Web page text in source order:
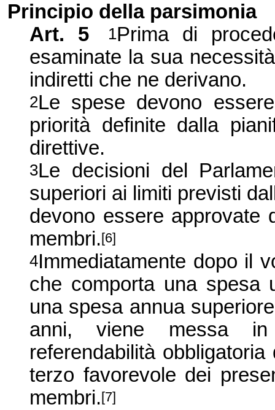
Principio della parsimonia
Art. 5
1Prima di
esaminate la sua
indiretti che ne derivano.
2Le spese devono
priorità definite dalla
direttive.
3Le decisioni del
superiori ai limiti previsti
devono essere approvate
membri.[6]
4Immediatamente dopo il
che comporta una spesa
una spesa annua
anni, viene messa
referendabilità
terzo favorevole dei
membri.[7]